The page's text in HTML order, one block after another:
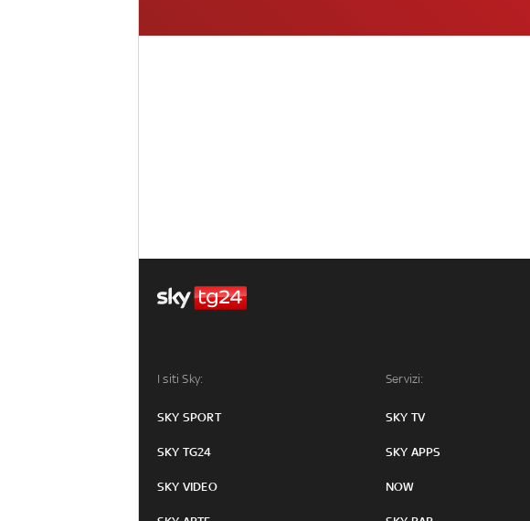
I siti Sky:
SKY SPORT
SKY TG24
SKY VIDEO
Servizi:
SKY TV
SKY APPS
NOW